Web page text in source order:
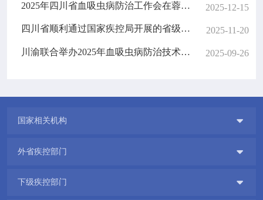
2025年四川省血吸虫病防治工作会在蓉召开 2025-12-15
四川省顺利通过国家疾控局开展的省级血吸虫病消除达标技术评估 2025-11-20
川渝联合举办2025年血吸虫病防治技术骨干培训班 2025-09-26
国家相关机构 
外省疾控部门 
下级疾控部门 